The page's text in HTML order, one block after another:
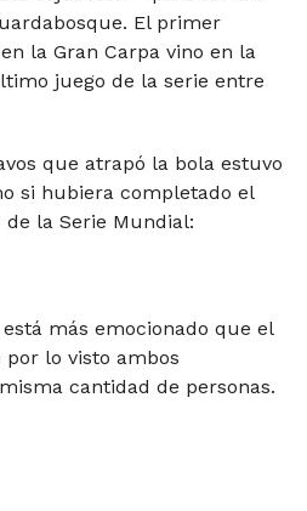
El primer
la Gran Carpa vino en la
juego de la serie entre
que atrapó la bola estuvo
si hubiera completado el
la Serie Mundial:
más emocionado que el
lo visto ambos
cantidad de personas.